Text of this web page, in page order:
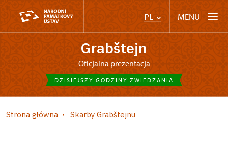
PL MENU
Grabštejn
Oficjalna prezentacja
DZISIEJSZY GODZINY ZWIEDZANIA
Strona główna Skarby Grabštejnu